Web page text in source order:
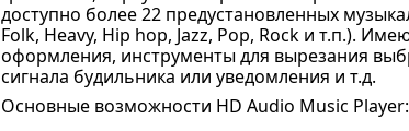
доступно более 22 предустановленных
Folk, Heavy, Hip hop, Jazz, Pop, Rock и т.п.).
оформления, инструменты для вырезания
сигнала будильника или уведомления и т.д.
Основные возможности HD Audio Music Player: